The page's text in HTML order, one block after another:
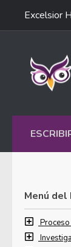
Ir al
navegación
Excelsior
Menú